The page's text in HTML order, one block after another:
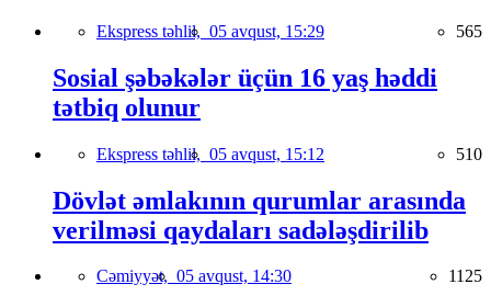
Ekspress təhlil, 05 avqust, 15:29 565
Sosial şəbəkələr üçün 16 yaş həddi
tətbiq olunur
Ekspress təhlil, 05 avqust, 15:12 510
Dövlət əmlakının qurumlar arasında
verilməsi qaydaları sadələşdirilib
Cəmiyyət, 05 avqust, 14:30 1125